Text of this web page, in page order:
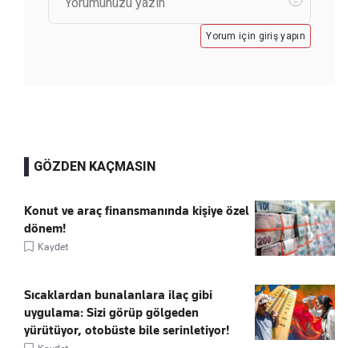
Yorum için giriş yapın
GÖZDEN KAÇMASIN
Konut ve araç finansmanında kişiye özel
dönem!
Kaydet
Sıcaklardan bunalanlara ilaç gibi
uygulama: Sizi görüp gölgeden
yürütüyor, otobüste bile serinletiyor!